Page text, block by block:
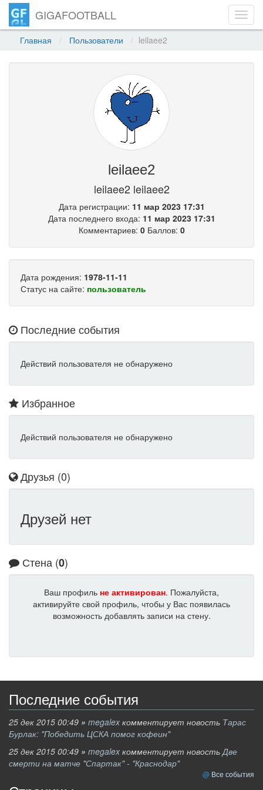
GIGAFOOTBALL
Главная Пользователи leilaee2
leilaee2
leilaee2 leilaee2
Дата регистрации: 11 мар 2023 17:31
Дата последнего входа: 11 мар 2023 17:31
Комментариев: 0Баллов: 0
Дата рождения: 1978-11-11
Статус на сайте: пользователь
Последние события
Действий пользователя не обнаружено
Избранное
Действий пользователя не обнаружено
Друзья (0)
Друзей нет
Стена (0)
Ваш профиль не активирован. Пожалуйста,
активируйте свой профиль, чтобы у Вас появилась
возможность добавлять записи на стену.
Последние события
25 дек 2015 00:49 » megalex комментирует новость Тарас
Бурлак: "Победить ЦСКА помог кофеин"
25 дек 2015 00:49 » megalex комментирует новостьДве
смерти на матче "Спартак" - "Краснодар"
Все события